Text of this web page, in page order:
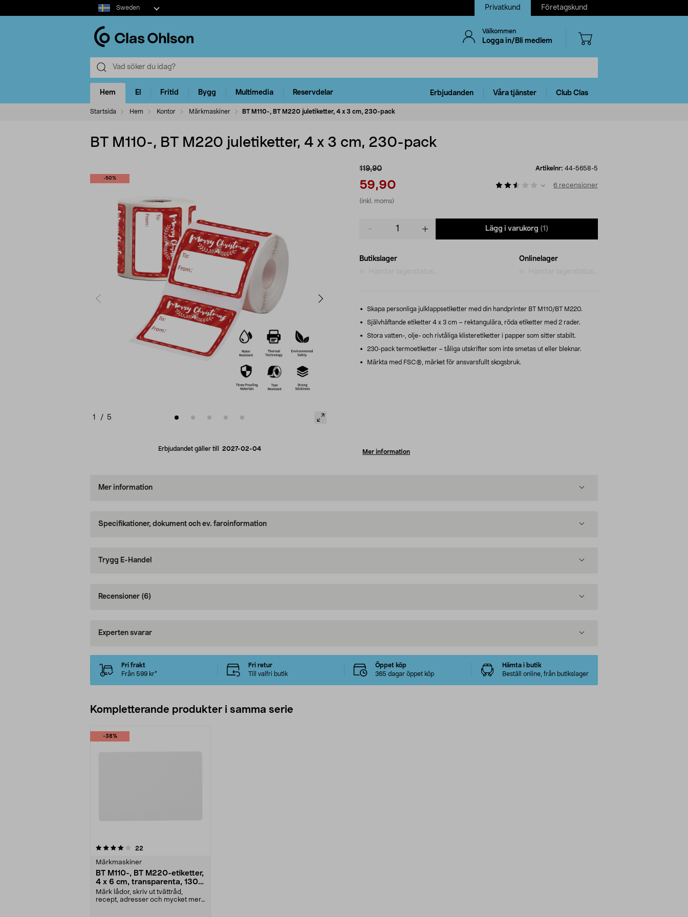
Select
market
Sweden Privatkund Företagskund
Välkommen
Logga in/Bli medlem
Hem El Fritid Bygg Multimedia Reservdelar Erbjudanden Våra tjänster Club Clas
Startsida Hem Kontor Märkmaskiner BT M110-, BT M220 juletiketter, 4 x 3 cm, 230-pack
BT M110-, BT M220 juletiketter, 4 x 3 cm, 230-pack
-50%
1 / 5
Erbjudandet gäller till 2027-02-04
119,90
59,90
(inkl. moms)
Artikelnr: 44-5658-5
6 recensioner
Lägg i varukorg (1)
Butikslager
Onlinelager
Skapa personliga julklappsetiketter med din handprinter BT M110/BT M220.
Självhäftande etiketter 4 x 3 cm – rektangulära, röda etiketter med 2 rader.
Stora vatten-, olje- och rivtåliga klisteretiketter i papper som sitter stabilt.
230-pack termoetiketter – tåliga utskrifter som inte smetas ut eller bleknar.
Märkta med FSC®, märket för ansvarsfullt skogsbruk.
Mer information
Mer information
Specifikationer, dokument och ev. faroinformation
Trygg E-Handel
Recensioner (6)
Experten svarar
Fri frakt
Från 599 kr*
Fri retur
Till valfri butik
Öppet köp
365 dagar öppet köp
Hämta i butik
Beställ online, från butikslager
Kompletterande produkter i samma serie
-38%
22
Märkmaskiner
BT M110-, BT M220-etiketter,
4 x 6 cm, transparenta, 130-
pack
Märk lådor, skriv ut tvättråd,
recept, adresser och mycket mer.